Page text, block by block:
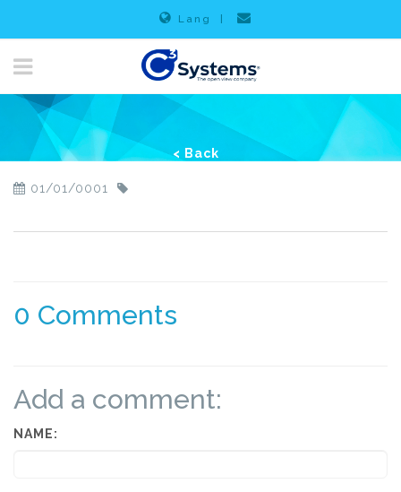
Lang
< Back
01/01/0001
0 Comments
Add a comment:
NAME: